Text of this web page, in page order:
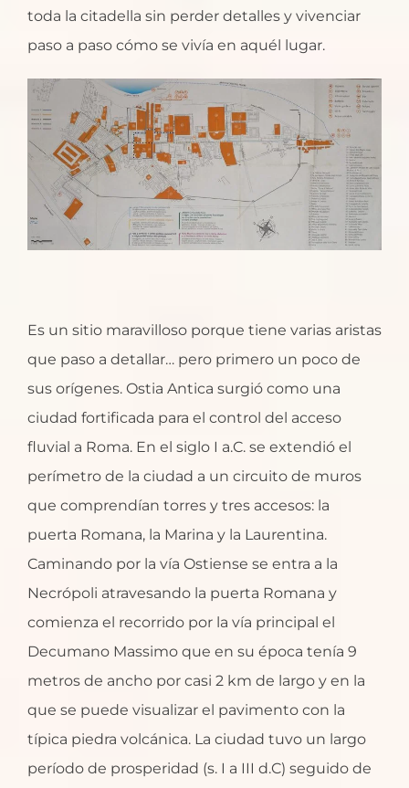
toda la citadella sin perder detalles y vivenciar
paso a paso cómo se vivía en aquél lugar.
Es un sitio maravilloso porque tiene varias aristas
que paso a detallar… pero primero un poco de
sus orígenes. Ostia Antica surgió como una
ciudad fortificada para el control del acceso
fluvial a Roma. En el siglo I a.C. se extendió el
perímetro de la ciudad a un circuito de muros
que comprendían torres y tres accesos: la
puerta Romana, la Marina y la Laurentina.
Caminando por la vía Ostiense se entra a la
Necrópoli atravesando la puerta Romana y
comienza el recorrido por la vía principal el
Decumano Massimo que en su época tenía 9
metros de ancho por casi 2 km de largo y en la
que se puede visualizar el pavimento con la
típica piedra volcánica. La ciudad tuvo un largo
período de prosperidad (s. I a III d.C) seguido de